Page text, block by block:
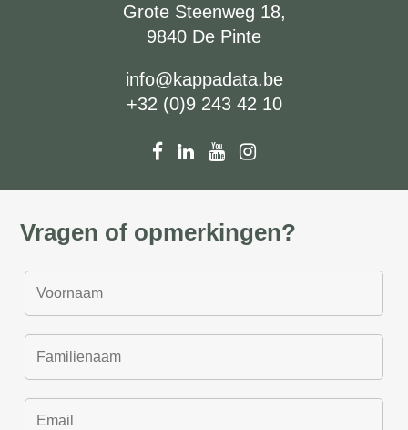
Grote Steenweg 18,
9840 De Pinte
info@kappadata.be
+32 (0)9 243 42 10
Vragen of opmerkingen?